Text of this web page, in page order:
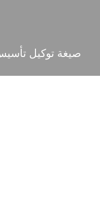
صيغة توكيل